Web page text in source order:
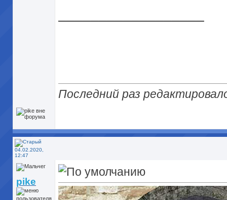
Последний раз
04.02.2020,
12:47
pike